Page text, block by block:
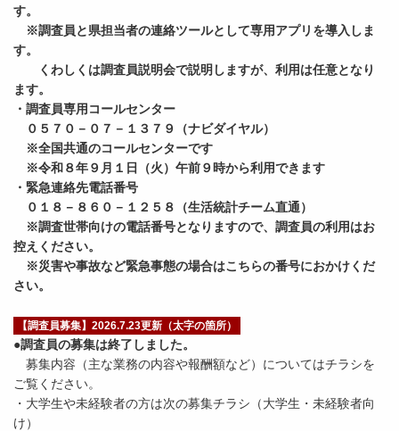
す。
※調査員と県担当者の連絡ツールとして専用アプリを導入しま
す。
くわしくは調査員説明会で説明しますが、利用は任意となり
ます。
・調査員専用コールセンター
０５７０－０７－１３７９（ナビダイヤル）
※全国共通のコールセンターです
※令和８年９月１日（火）午前９時から利用できます
・緊急連絡先電話番号
０１８－８６０－１２５８（生活統計チーム直通）
※調査世帯向けの電話番号となりますので、調査員の利用はお
控えください。
※災害や事故など緊急事態の場合はこちらの番号におかけくだ
さい。
【調査員募集】2026.7.23更新（太字の箇所）
●調査員の募集は終了しました。
募集内容（主な業務の内容や報酬額など）についてはチラシを
ご覧ください。
・大学生や未経験者の方は次の募集チラシ（大学生・未経験者向
け）